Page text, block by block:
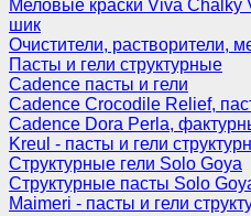
Меловые краски Viva Chalky
шик
Очистители, растворители,
Пасты и гели структурные
Cadence пасты и гели
Cadence Crocodile Relief,
Cadence Dora Perla,
Kreul - пасты и гели
Структурные гели Solo Goya
Структурные пасты Solo
Maimeri - пасты и гели